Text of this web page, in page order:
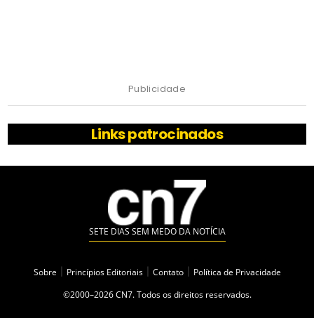
Publicidade
Links patrocinados
SETE DIAS SEM MEDO DA NOTÍCIA
Sobre Princípios Editoriais Contato
Política de Privacidade
©2000–2026 CN7. Todos os direitos reservados.